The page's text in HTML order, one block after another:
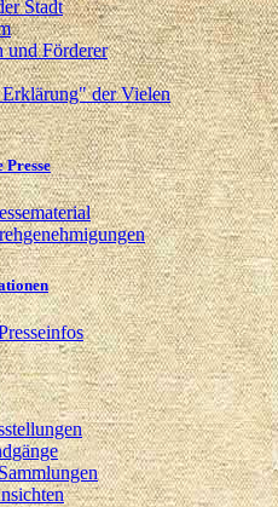
Stadt
und Förderer
der Vielen